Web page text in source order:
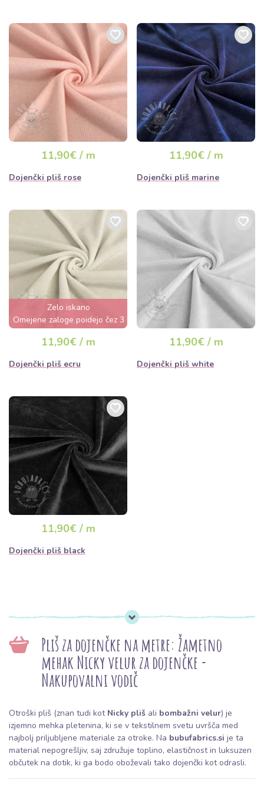
11,90€ / m
Dojenčki pliš rose
11,90€ / m
Dojenčki pliš marine
Zelo iskano
Omejene zaloge poidejo čez 3
dni
11,90€ / m
Dojenčki pliš ecru
11,90€ / m
Dojenčki pliš white
11,90€ / m
Dojenčki pliš black
Pliš za dojenčke na metre: Žametno
mehak Nicky velur za dojenčke -
Nakupovalni vodič
Otroški pliš (znan tudi kot Nicky pliš ali bombažni velur) je
izjemno mehka pletenina, ki se v tekstilnem svetu uvršča med
najbolj priljubljene materiale za otroke. Na bubufabrics.si je ta
material nepogrešljiv, saj združuje toplino, elastičnost in luksuzen
občutek na dotik, ki ga bodo oboževali tako dojenčki kot odrasli.